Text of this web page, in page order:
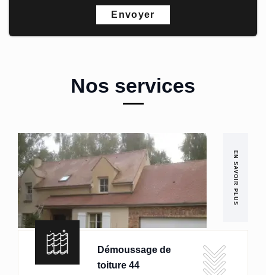
Nos services
EN SAVOIR PLUS
Démoussage de
toiture 44